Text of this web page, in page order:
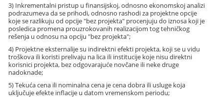
3) Inkrementalni pristup u finansijskoj, odnosno ekonomskoj analizi
podrazumeva da se prihodi, odnosno rashodi za projektne opcije
koje se razlikuju od opcije "bez projekta" procenjuju do iznosa koji je
posledica promena prouzrokovanih realizacijom tog tehničkog
rešenja u odnosu na opciju "bez projekta";
4) Projektne eksternalije su indirektni efekti projekta, koji se u vidu
troškova ili koristi prelivaju na lica ili institucije koje nisu direktni
korisnici projekta, bez odgovarajuće novčane ili neke druge
nadoknade;
5) Tekuća cena ili nominalna cena je cena dobra ili usluge koja
uključuje efekte inflacije u datom vremenskom periodu;